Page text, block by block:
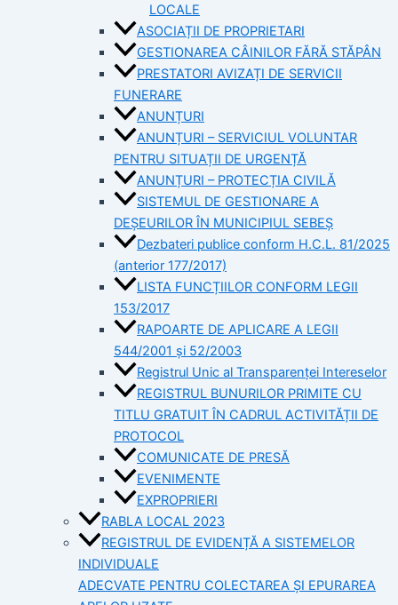
LOCALE
ASOCIAȚII DE PROPRIETARI
GESTIONAREA CÂINILOR FĂRĂ STĂPÂN
PRESTATORI AVIZAȚI DE SERVICII
FUNERARE
ANUNȚURI
ANUNȚURI – SERVICIUL VOLUNTAR
PENTRU SITUAȚII DE URGENȚĂ
ANUNȚURI – PROTECȚIA CIVILĂ
SISTEMUL DE GESTIONARE A
DEȘEURILOR ÎN MUNICIPIUL SEBEȘ
Dezbateri publice conform H.C.L. 81/2025
(anterior 177/2017)
LISTA FUNCȚIILOR CONFORM LEGII
153/2017
RAPOARTE DE APLICARE A LEGII
544/2001 și 52/2003
Registrul Unic al Transparenței Intereselor
REGISTRUL BUNURILOR PRIMITE CU
TITLU GRATUIT ÎN CADRUL ACTIVITĂȚII DE
PROTOCOL
COMUNICATE DE PRESĂ
EVENIMENTE
EXPROPRIERI
RABLA LOCAL 2023
REGISTRUL DE EVIDENȚĂ A SISTEMELOR
INDIVIDUALE
ADECVATE PENTRU COLECTAREA ȘI EPURAREA